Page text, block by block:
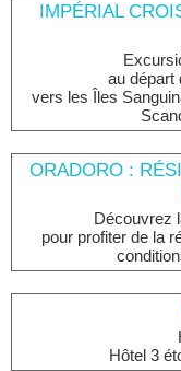
IMPÉRIAL
au départ
vers les Îles
ORADORO :
Découvrez
pour profiter de la
Hôtel 3